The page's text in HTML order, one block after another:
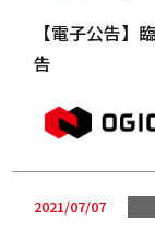
【電子公告】
告
2021/07/07